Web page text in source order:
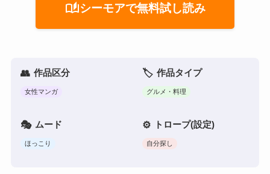
auto_storiesシーモアで無料試し読み
作品区分
女性マンガ
作品タイプ
グルメ・料理
ムード
ほっこり
トロープ(設定)
自分探し